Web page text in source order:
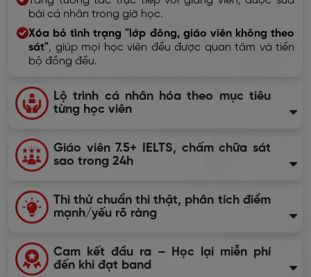
bài cá nhân trong giờ học.
Xóa bỏ tình trạng "lớp đông, giáo viên không theo
sát", giúp mọi học viên đều được quan tâm và tiến
bộ đồng đều.
Lộ trình cá nhân hóa theo mục tiêu
từng học viên
Giáo viên 7.5+ IELTS, chấm chữa sát
sao trong 24h
Thi thử chuẩn thi thật, phân tích điểm
mạnh/yếu rõ ràng
Cam kết đầu ra – Học lại miễn phí
đến khi đạt band